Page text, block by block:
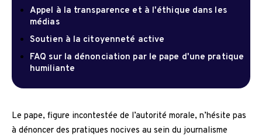
Appel à la transparence et à l'éthique dans les
médias
Soutien à la citoyenneté active
FAQ sur la dénonciation par le pape d'une pratique
humiliante
Le pape, figure incontestée de l’autorité morale, n’hésite pas
à dénoncer des pratiques nocives au sein du journalisme